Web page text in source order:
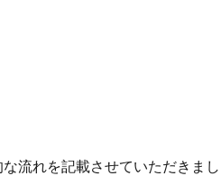
流れを記載させていただきまし